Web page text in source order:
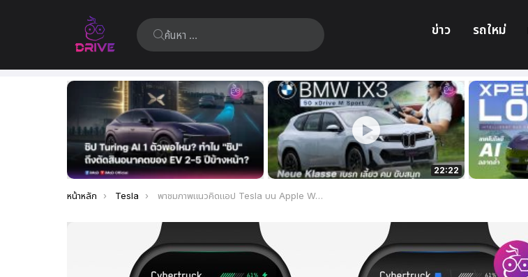
ค้นหา: ข่าว รถใหม่
เรื่อง
ล่าสุด
22:22
คุณอยู่ที่นี่:
หน้าหลัก Tesla พาชมภาพแนวคิดแอป Tesla บน Apple Watch แสดงการควบคุมรถ ควบคุมระบบขับขี่อัตโนมัติ และจอดอัตโนมัติง่าย ๆ บนข้อมือ